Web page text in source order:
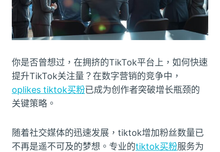
你是否曾想过，在拥挤的TikTok平台上，如何快速
提升TikTok关注量？在数字营销的竞争中，
oplikes tiktok买粉已成为创作者突破增长瓶颈的
关键策略。
随着社交媒体的迅速发展，tiktok增加粉丝数量已
不再是遥不可及的梦想。专业的tiktok买粉服务为